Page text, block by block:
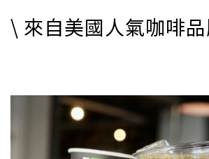
\ 來自美國人氣咖啡